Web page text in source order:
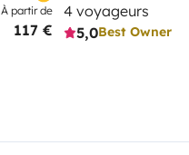
À partir de
117 €
4 voyageurs
5,0Best Owner